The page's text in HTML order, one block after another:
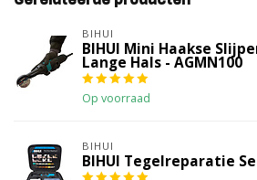
BIHUI
BIHUI Mini Haakse
Lange Hals - AGMN100
Op voorraad
BIHUI
BIHUI Tegelreparatie